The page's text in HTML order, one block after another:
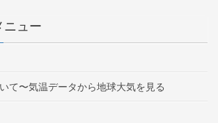
ニュー
て〜気温データから地球大気を見る